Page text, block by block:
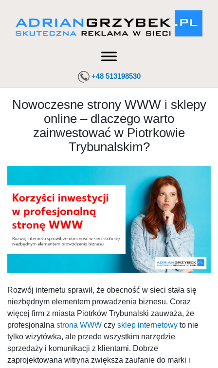
+48 513198530
Nowoczesne strony WWW i sklepy
online – dlaczego warto
zainwestować w Piotrkowie
Trybunalskim?
Rozwój internetu sprawił, że obecność w sieci stała się
niezbędnym elementem prowadzenia biznesu. Coraz
więcej firm z miasta Piotrków Trybunalski zauważa, że
profesjonalna strona WWW czy sklep internetowy to nie
tylko wizytówka, ale przede wszystkim narzędzie
sprzedaży i komunikacji z klientami. Dobrze
zaprojektowana witryna zwiększa zaufanie do marki i